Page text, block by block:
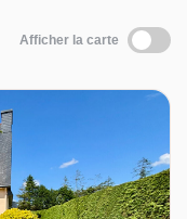
Afficher la carte